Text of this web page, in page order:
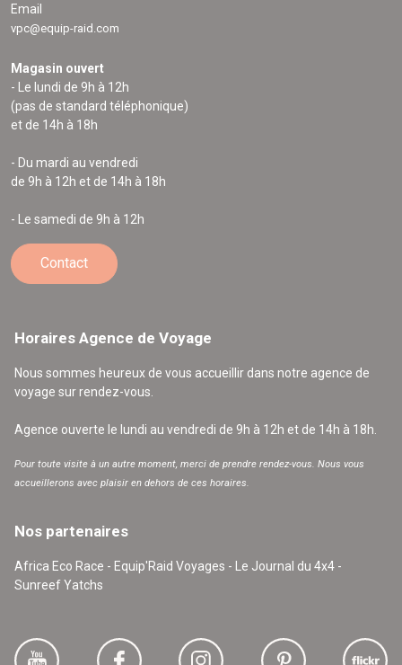
Email
vpc@equip-raid.com
Magasin ouvert
- Le lundi de 9h à 12h
(pas de standard téléphonique)
et de 14h à 18h
- Du mardi au vendredi
de 9h à 12h et de 14h à 18h
- Le samedi de 9h à 12h
Contact
Horaires Agence de Voyage
Nous sommes heureux de vous accueillir dans notre agence de
voyage sur rendez-vous.
Agence ouverte le lundi au vendredi de 9h à 12h et de 14h à 18h.
Pour toute visite à un autre moment, merci de prendre rendez-vous. Nous vous
accueillerons avec plaisir en dehors de ces horaires.
Nos partenaires
Africa Eco Race - Equip'Raid Voyages - Le Journal du 4x4 -
Sunreef Yatchs